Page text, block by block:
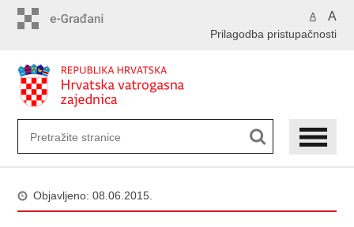
A A
Prilagodba pristupačnosti
Objavljeno: 08.06.2015.